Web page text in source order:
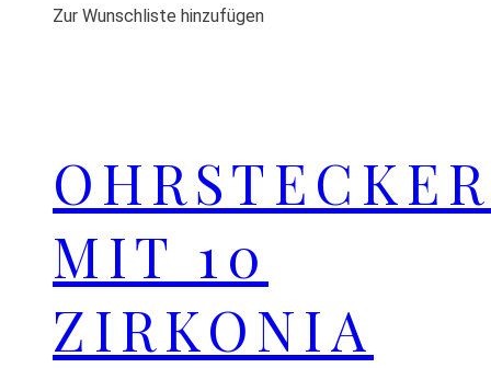
Zur Wunschliste hinzufügen
OHRSTECKER
MIT 10
ZIRKONIA